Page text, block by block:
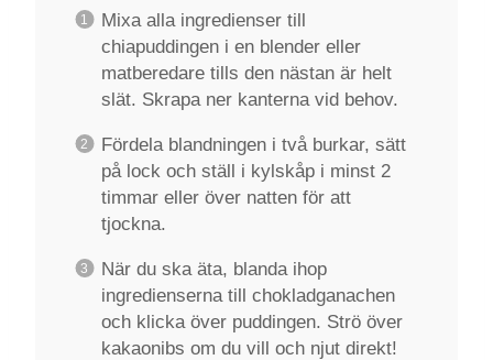
Mixa alla ingredienser till
chiapuddingen i en blender eller
matberedare tills den nästan är helt
slät. Skrapa ner kanterna vid behov.
Fördela blandningen i två burkar, sätt
på lock och ställ i kylskåp i minst 2
timmar eller över natten för att
tjockna.
När du ska äta, blanda ihop
ingredienserna till chokladganachen
och klicka över puddingen. Strö över
kakaonibs om du vill och njut direkt!